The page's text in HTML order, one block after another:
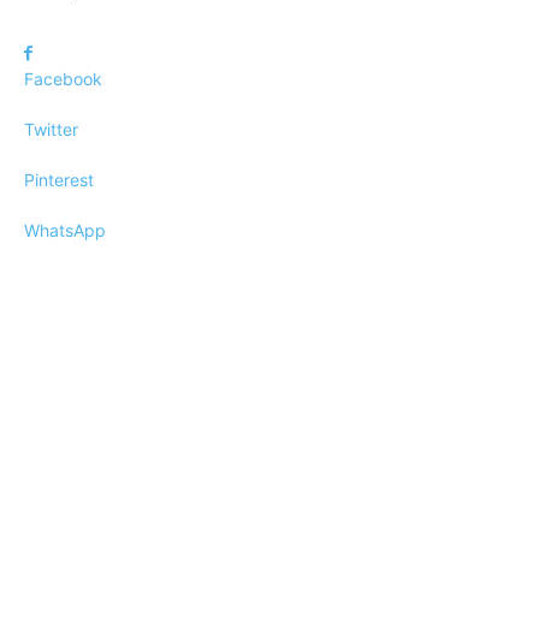
Facebook
Twitter
Pinterest
WhatsApp